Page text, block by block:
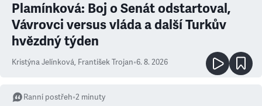
Plamínková: Boj o Senát odstartoval,
Vávrovci versus vláda a další Turkův
hvězdný týden
Kristýna Jelínková, František Trojan•6. 8. 2026
Ranní postřeh•2 minuty